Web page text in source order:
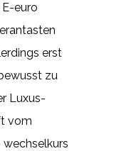
euro
erst
zu
Luxus-
vom